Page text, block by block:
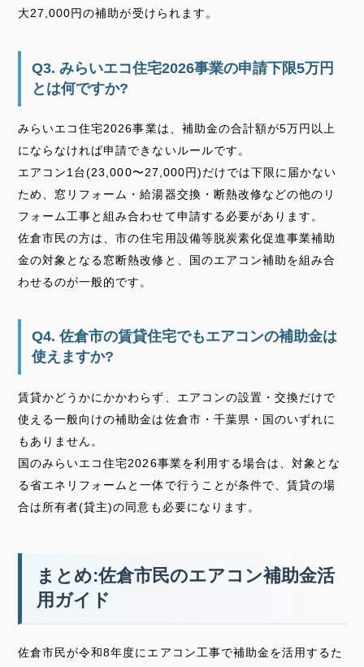
大27,000円の補助が受けられます。
Q3. みらいエコ住宅2026事業の申請下限5万円
とは何ですか?
みらいエコ住宅2026事業は、補助金の合計額が5万円以上
にならなければ申請できないルールです。
エアコン1台(23,000〜27,000円)だけでは下限に届かない
ため、窓リフォーム・給湯器交換・断熱改修などの他のリ
フォーム工事と組み合わせて申請する必要があります。
佐倉市民の方は、市の住宅用設備等脱炭素化促進事業補助
金の対象となる窓断熱改修と、国のエアコン補助を組み合
わせるのが一般的です。
Q4. 佐倉市の賃貸住宅でもエアコンの補助金は
使えますか?
賃貸かどうかにかかわらず、エアコンの設置・交換だけで
使える一般向けの補助金は佐倉市・千葉県・国のいずれに
もありません。
国のみらいエコ住宅2026事業を利用する場合は、対象とな
る省エネリフォームと一体で行うことが条件で、賃貸の場
合は所有者(貸主)の同意も必要になります。
まとめ:佐倉市民のエアコン補助金活
用ガイド
佐倉市民が令和8年度にエアコン工事で補助金を活用するた